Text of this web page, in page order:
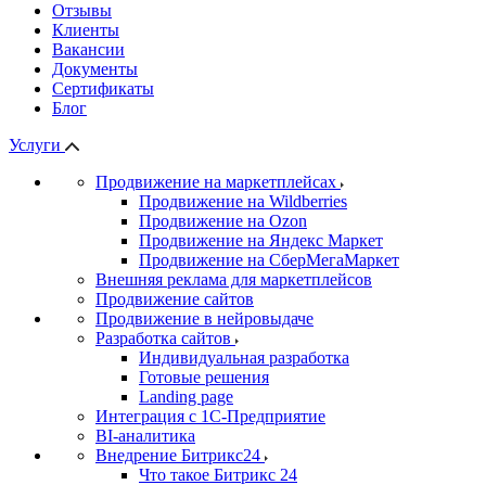
Отзывы
Клиенты
Вакансии
Документы
Сертификаты
Блог
Услуги
Продвижение на маркетплейсах
Продвижение на Wildberries
Продвижение на Ozon
Продвижение на Яндекс Маркет
Продвижение на СберМегаМаркет
Внешняя реклама для маркетплейсов
Продвижение сайтов
Продвижение в нейровыдаче
Разработка сайтов
Индивидуальная разработка
Готовые решения
Landing page
Интеграция с 1С-Предприятие
BI-аналитика
Внедрение Битрикс24
Что такое Битрикс 24